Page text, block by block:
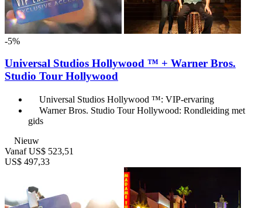
-5%
Universal Studios Hollywood ™ + Warner Bros.
Studio Tour Hollywood
Universal Studios Hollywood ™: VIP-ervaring
Warner Bros. Studio Tour Hollywood: Rondleiding met
gids
Nieuw
Vanaf US$ 523,51
US$ 497,33